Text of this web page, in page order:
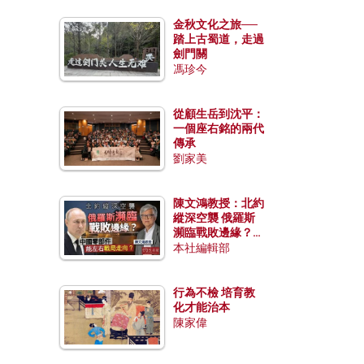
金秋文化之旅──
踏上古蜀道，走過
劍門關
馮珍今
從顧生岳到沈平：
一個座右銘的兩代
傳承
劉家美
陳文鴻教授：北約
縱深空襲 俄羅斯
瀕臨戰敗邊緣？中
國零部件能左右戰
本社編輯部
行為不檢 培育教
化才能治本
陳家偉